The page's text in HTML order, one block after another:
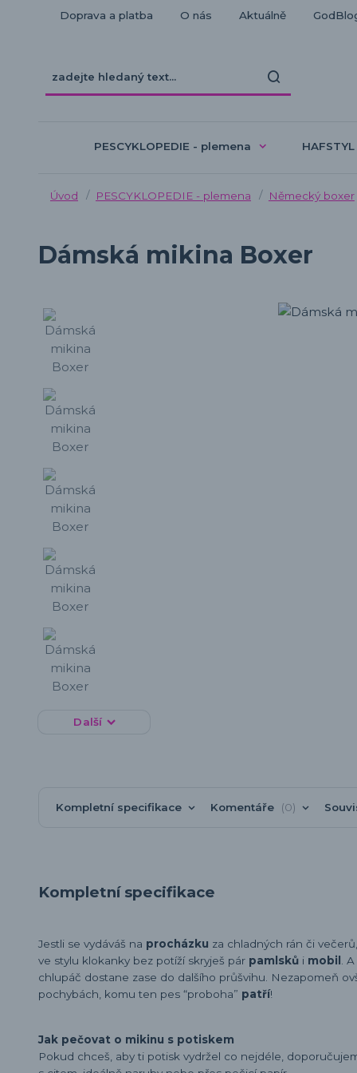
Doprava a platba O nás Aktuálně
PESCYKLOPEDIE - plemena HAFSTYL
Úvod PESCYKLOPEDIE - plemena Německý boxer
Dámská mikina Boxer
Další
Kompletní specifikace Komentáře 0
Kompletní specifikace
Jestli se vydáváš na procházku za chladných rán či
ve stylu klokanky bez potíží skryješ pár pamlsků i mobil
.
chlupáč dostane zase do dalšího průšvihu. Nezapomeň
pochybách, komu ten pes “proboha” patří!
Jak pečovat o mikinu s potiskem
Pokud chceš, aby ti potisk vydržel co nejdéle,